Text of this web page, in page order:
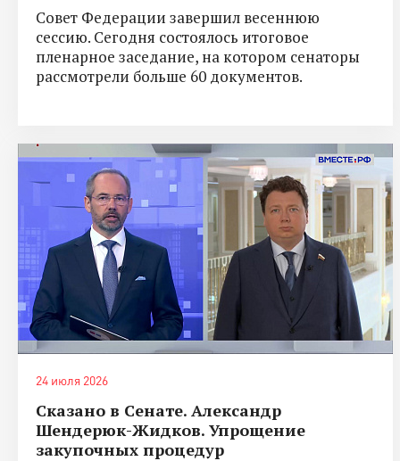
Совет Федерации завершил весеннюю
сессию. Сегодня состоялось итоговое
пленарное заседание, на котором сенаторы
рассмотрели больше 60 документов.
24 июля 2026
Сказано в Сенате. Александр
Шендерюк-Жидков. Упрощение
закупочных процедур